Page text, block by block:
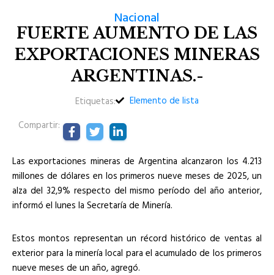
Nacional
FUERTE AUMENTO DE LAS
EXPORTACIONES MINERAS
ARGENTINAS.-
Etiquetas:
Elemento de lista
Compartir:
Las exportaciones mineras de Argentina alcanzaron los 4.213
millones de dólares en los primeros nueve meses de 2025, un
alza del 32,9% respecto del mismo período del año anterior,
informó el lunes la Secretaría de Minería.
Estos montos representan un récord histórico de ventas al
exterior para la minería local para el acumulado de los primeros
nueve meses de un año, agregó.